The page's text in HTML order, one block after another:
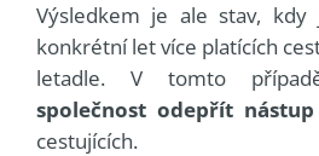
Výsledkem je ale stav,
konkrétní let více platících
letadle. V tomto
společnost odepřít nástup
cestujících.